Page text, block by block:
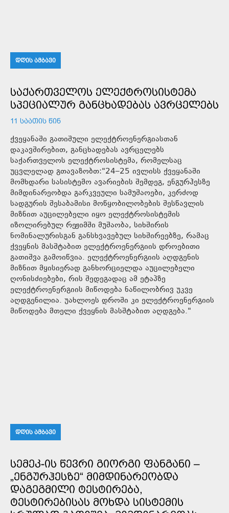
ᲓᲦᲘᲡ ᲐᲛᲑᲐᲕᲘ
ᲡᲐᲥᲐᲠᲗᲕᲔᲚᲝᲡ ᲔᲚᲔᲥᲢᲠᲝᲡᲘᲡᲢᲔᲛᲐ
ᲡᲞᲔᲪᲘᲐᲚᲣᲠ ᲒᲐᲜᲪᲮᲐᲓᲔᲑᲐᲡ ᲐᲕᲠᲪᲔᲚᲔᲑᲡ
11 ᲡᲐᲐᲗᲘᲡ ᲬᲘᲜ
ქვეყანაში გათიშული ელექტროენერგიასთან
დაკავშირებით, განცხადებას ავრცელებს
საქართველოს ელექტროსისტემა, რომელსაც
უცვლელად გთავაზობთ:"24–25 ივლისს ქვეყანაში
მომხდარი სასისტემო ავარიების შემდეგ, ენგურჰესზე
მიმდინარეობდა გარკვეული სამუშაოები, კერძოდ
სადგურის შესაბამისი მოწყობილობების შესწავლის
მიზნით აუცილებელი იყო ელექტროსისტემის
იზოლირებულ რეჟიმში მუშაობა, სიხშირის
ნომინალურისგან განსხვავებულ სიხშირეებზე, რამაც
ქვეყნის მასშტაბით ელექტროენერგიის დროებითი
გათიშვა გამოიწვია. ელექტროენერგიის აღდგენის
მიზნით მყისიერად განხორციელდა აუცილებელი
ღონისძიებები, რის შედეგადაც ამ ეტაპზე
ელექტროენერგიის მიწოდება ნაწილობრივ უკვე
აღდგენილია. უახლოეს დროში კი ელექტროენერგიის
მიწოდება მთელი ქვეყნის მასშტაბით აღდგება."
ᲓᲦᲘᲡ ᲐᲛᲑᲐᲕᲘ
ᲡᲔᲛᲔᲙ-ᲘᲡ ᲬᲔᲕᲠᲘ ᲒᲘᲝᲠᲒᲘ ᲤᲐᲜᲒᲐᲜᲘ –
„ᲔᲜᲒᲣᲠᲰᲔᲡᲖᲔ“ ᲛᲘᲛᲓᲘᲜᲐᲠᲔᲝᲑᲓᲐ
ᲓᲐᲒᲔᲒᲛᲘᲚᲘ ᲢᲔᲡᲢᲘᲠᲔᲑᲐ,
ᲢᲔᲡᲢᲘᲠᲔᲑᲘᲡᲐᲡ ᲛᲝᲮᲓᲐ ᲡᲘᲡᲢᲔᲛᲘᲡ